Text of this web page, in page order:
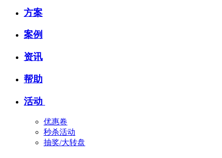
方案
案例
资讯
帮助
活动
优惠卷
秒杀活动
抽奖/大转盘